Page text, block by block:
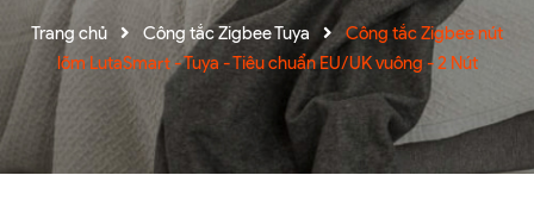
Trang chủ Công tắc Zigbee Tuya
Công tắc Zigbee nút
lõm LutaSmart - Tuya - Tiêu chuẩn EU/UK vuông - 2 Nút